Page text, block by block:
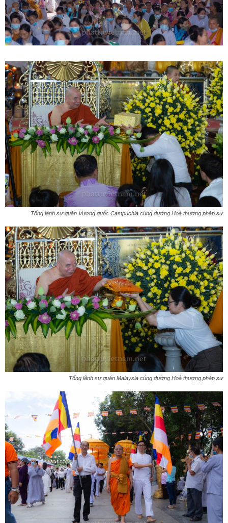
Tổng lãnh sự quán Vương quốc Campuchia cúng dường Hoà thượng pháp sư
Tổng lãnh sự quán Malaysia cúng dường Hoà thượng pháp sư